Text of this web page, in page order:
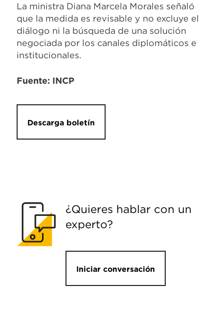
La ministra Diana Marcela Morales señaló
que la medida es revisable y no excluye el
diálogo ni la búsqueda de una solución
negociada por los canales diplomáticos e
institucionales.
Fuente: INCP
Descarga boletín
¿Quieres hablar con un
experto?
Iniciar conversación